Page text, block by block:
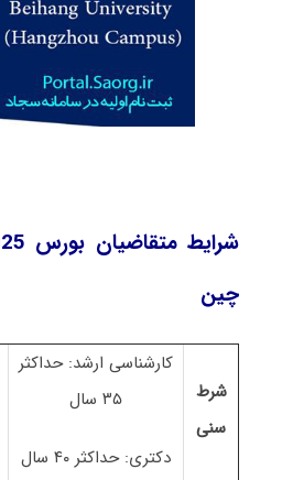
چین
شرط
سنی
کارشناسی ارشد: حداکثر
۳۵ سال
دکتری: حداکثر ۴۰ سال